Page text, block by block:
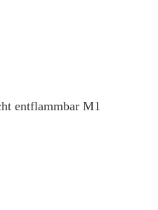
entflammbar M1